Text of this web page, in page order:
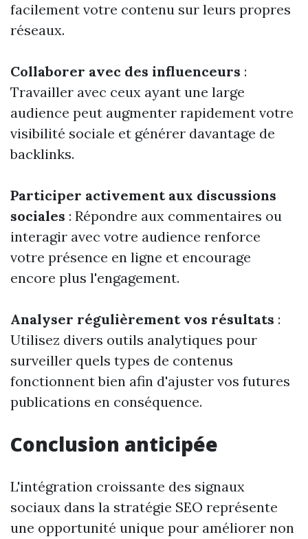
facilement votre contenu sur leurs propres
réseaux.
Collaborer avec des influenceurs :
Travailler avec ceux ayant une large
audience peut augmenter rapidement votre
visibilité sociale et générer davantage de
backlinks.
Participer activement aux discussions
sociales : Répondre aux commentaires ou
interagir avec votre audience renforce
votre présence en ligne et encourage
encore plus l'engagement.
Analyser régulièrement vos résultats :
Utilisez divers outils analytiques pour
surveiller quels types de contenus
fonctionnent bien afin d'ajuster vos futures
publications en conséquence.
Conclusion anticipée
L'intégration croissante des signaux
sociaux dans la stratégie SEO représente
une opportunité unique pour améliorer non